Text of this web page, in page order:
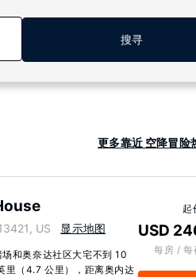
搜寻
更多靠近 空降冒险
US 显示地图
和奥奈达社区大宅不到 10
里（4.7 公里），距离奥内达
起
USD
每房 / 每